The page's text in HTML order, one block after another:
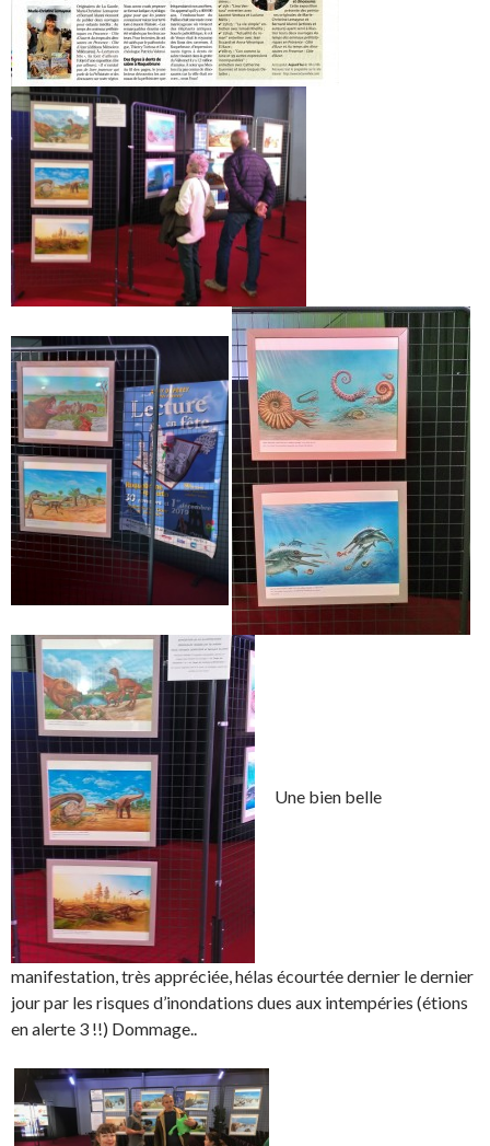
Une bien belle
manifestation, très appréciée, hélas écourtée dernier le dernier
jour par les risques d’inondations dues aux intempéries (étions
en alerte 3 !!) Dommage..